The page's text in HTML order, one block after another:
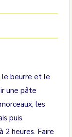
le beurre et le
une pâte
les
puis
2 heures. Faire